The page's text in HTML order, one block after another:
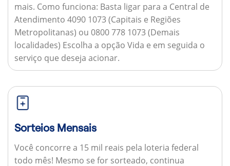
mais. Como funciona: Basta ligar para a Central de
Atendimento 4090 1073 (Capitais e Regiões
Metropolitanas) ou 0800 778 1073 (Demais
localidades) Escolha a opção Vida e em seguida o
serviço que deseja acionar.
Sorteios Mensais
Você concorre a 15 mil reais pela loteria federal
todo mês! Mesmo se for sorteado, continua